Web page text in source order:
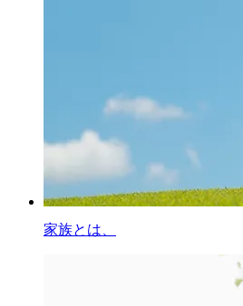
家族とは、